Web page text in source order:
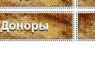
Доноры